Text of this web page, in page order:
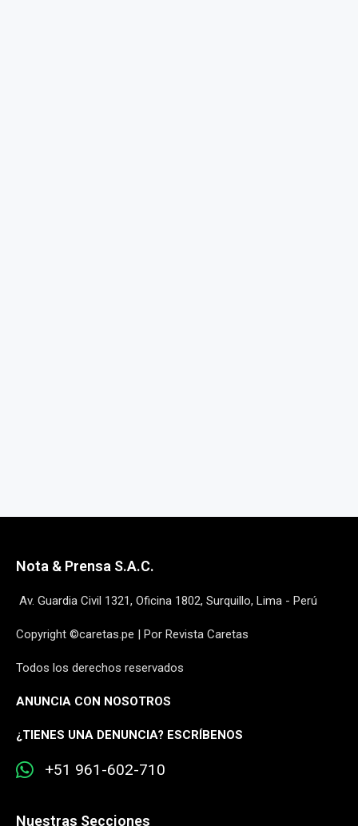
Nota & Prensa S.A.C.
Av. Guardia Civil 1321, Oficina 1802, Surquillo, Lima - Perú
Copyright ©caretas.pe | Por Revista Caretas
Todos los derechos reservados
ANUNCIA CON NOSOTROS
¿TIENES UNA DENUNCIA? ESCRÍBENOS
+51 961-602-710
Nuestras Secciones